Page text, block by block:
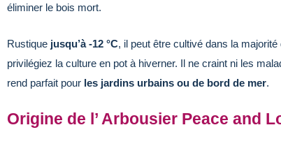
éliminer le bois mort.
Rustique jusqu’à -12 °C, il peut être cultivé dans la
privilégiez la culture en pot à hiverner. Il ne craint ni les
rend parfait pour les jardins urbains ou de bord de mer.
Origine de l’ Arbousier Peace and